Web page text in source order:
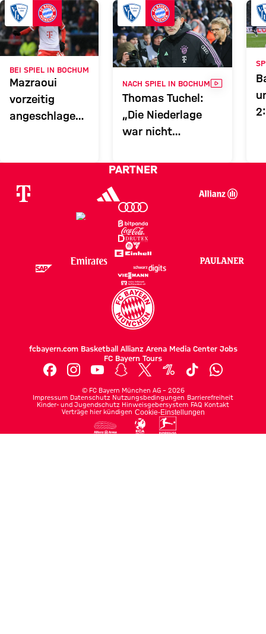
BOC
FCB
Zum Spielbericht
BEI SPIEL IN BOCHUM
Mazraoui
vorzeitig
angeschlagen
NACH SPIEL IN BOCHUMVIDEO
Thomas Tuchel:
„Die Niederlage
war nicht
PARTNER
fcbayern.com Basketball Allianz Arena Media Center Jobs
FC Bayern Tours
© FC Bayern München AG – 2026
Impressum Datenschutz Nutzungsbedingungen Barrierefreiheit
Kinder- und Jugendschutz Hinweisgebersystem FAQ Kontakt
Verträge hier kündigen Cookie-Einstellungen